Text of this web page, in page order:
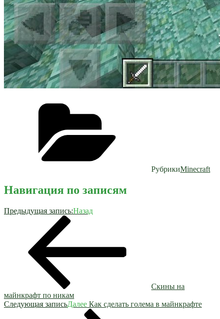
РубрикиMinecraft
Навигация по записям
Предыдущая запись:Назад
Скины на
майнкрафт по никам
Следующая записьДалее Как сделать голема в майнкрафте